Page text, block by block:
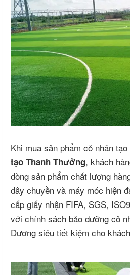
Khi mua sản phẩm cỏ nhân tạo
tạo Thanh Thưởng, khách
dòng sản phẩm chất lượng
dây chuyền và máy móc hiện
cấp giấy nhận FIFA, SGS,
với chính sách bảo dưỡng cỏ
Dương siêu tiết kiệm cho